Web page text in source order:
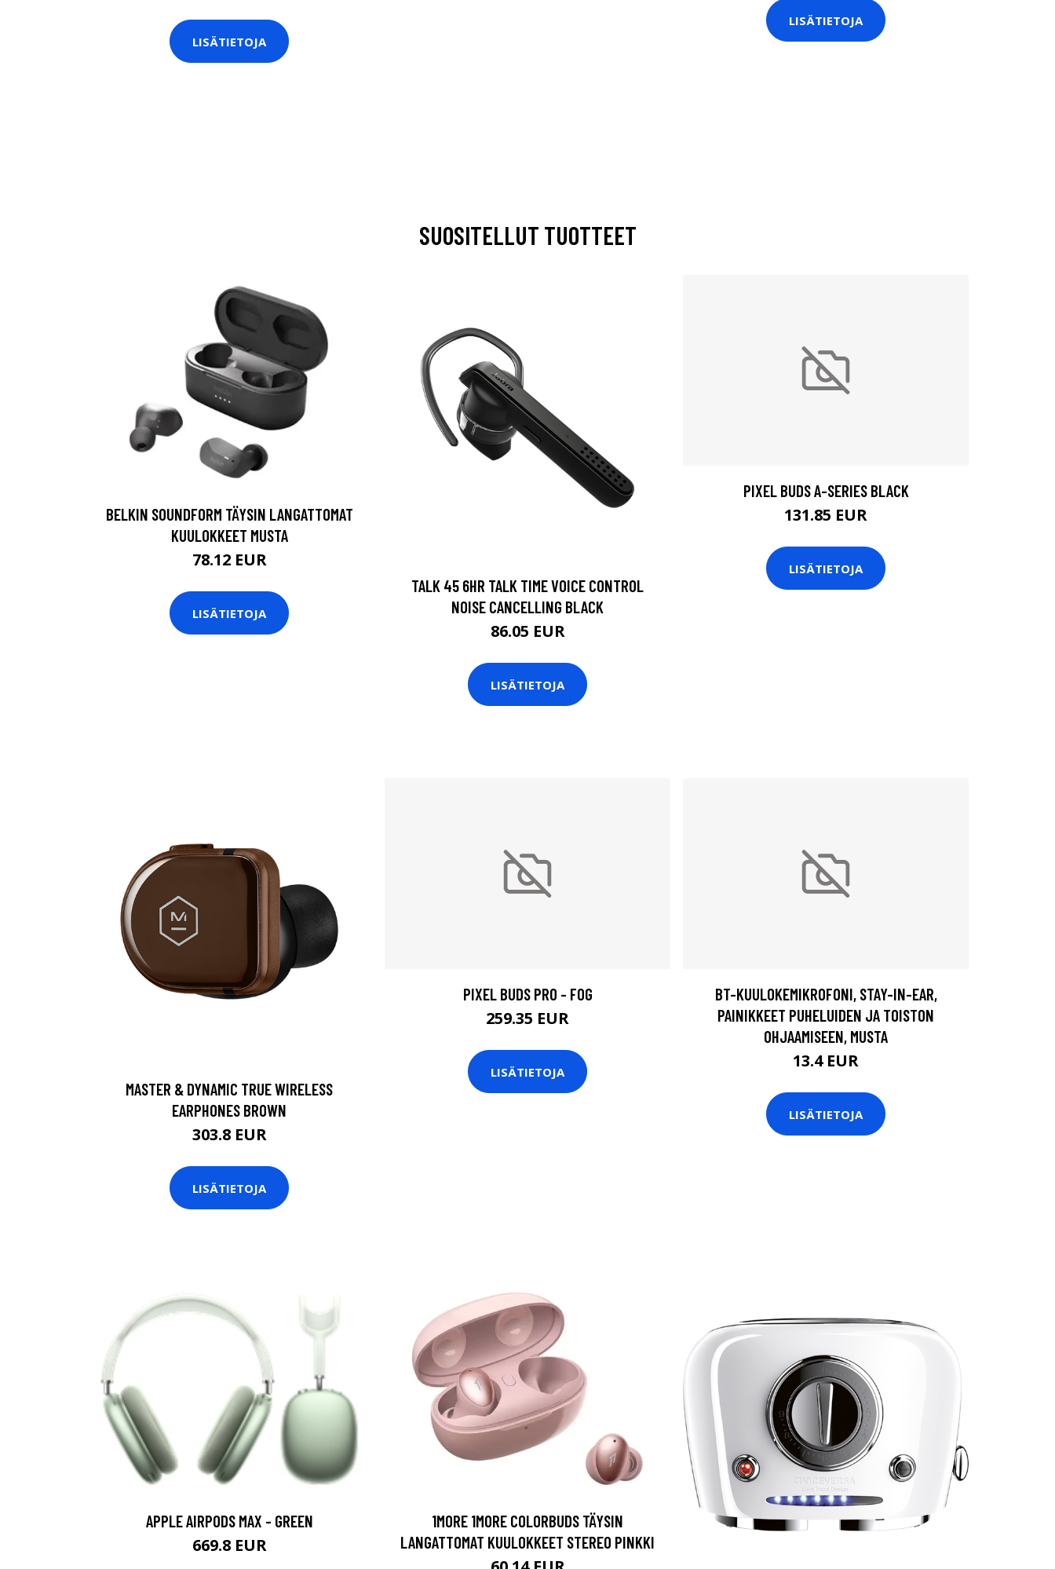
LISÄTIETOJA
LISÄTIETOJA
SUOSITELLUT TUOTTEET
BELKIN SOUNDFORM TÄYSIN LANGATTOMAT
KUULOKKEET MUSTA
78.12 EUR
LISÄTIETOJA
TALK 45 6HR TALK TIME VOICE CONTROL
NOISE CANCELLING BLACK
86.05 EUR
LISÄTIETOJA
PIXEL BUDS A-SERIES BLACK
131.85 EUR
LISÄTIETOJA
MASTER & DYNAMIC TRUE WIRELESS
EARPHONES BROWN
303.8 EUR
LISÄTIETOJA
PIXEL BUDS PRO - FOG
259.35 EUR
LISÄTIETOJA
BT-KUULOKEMIKROFONI, STAY-IN-EAR,
PAINIKKEET PUHELUIDEN JA TOISTON
OHJAAMISEEN, MUSTA
13.4 EUR
LISÄTIETOJA
APPLE AIRPODS MAX - GREEN
669.8 EUR
1MORE 1MORE COLORBUDS TÄYSIN
LANGATTOMAT KUULOKKEET STEREO PINKKI